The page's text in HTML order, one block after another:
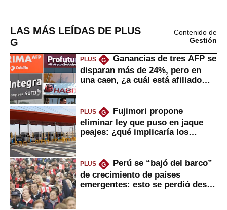
LAS MÁS LEÍDAS DE PLUS
G
Contenido de
Gestión
PLUS G
Ganancias de tres AFP se
disparan más de 24%, pero en
una caen, ¿a cuál está afiliado
PLUS G
Fujimori propone
eliminar ley que puso en jaque
peajes: ¿qué implicaría los
PLUS G
Perú se “bajó del barco”
de crecimiento de países
emergentes: esto se perdió desde